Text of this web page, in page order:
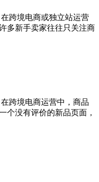
跨境电商或独立站运营
多新手卖家往往只关注商
跨境电商运营中，商品
个没有评价的新品页面，